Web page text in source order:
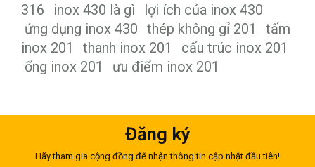
316
inox 430 là gì
lợi ích của inox 430
ứng dụng inox 430 thép không gỉ 201
tấm
inox 201
thanh inox 201
cấu trúc inox 201
ống inox 201
ưu điểm inox 201
Đăng ký
Hãy tham gia cộng đồng để nhận thông tin cập nhật đầu tiên!